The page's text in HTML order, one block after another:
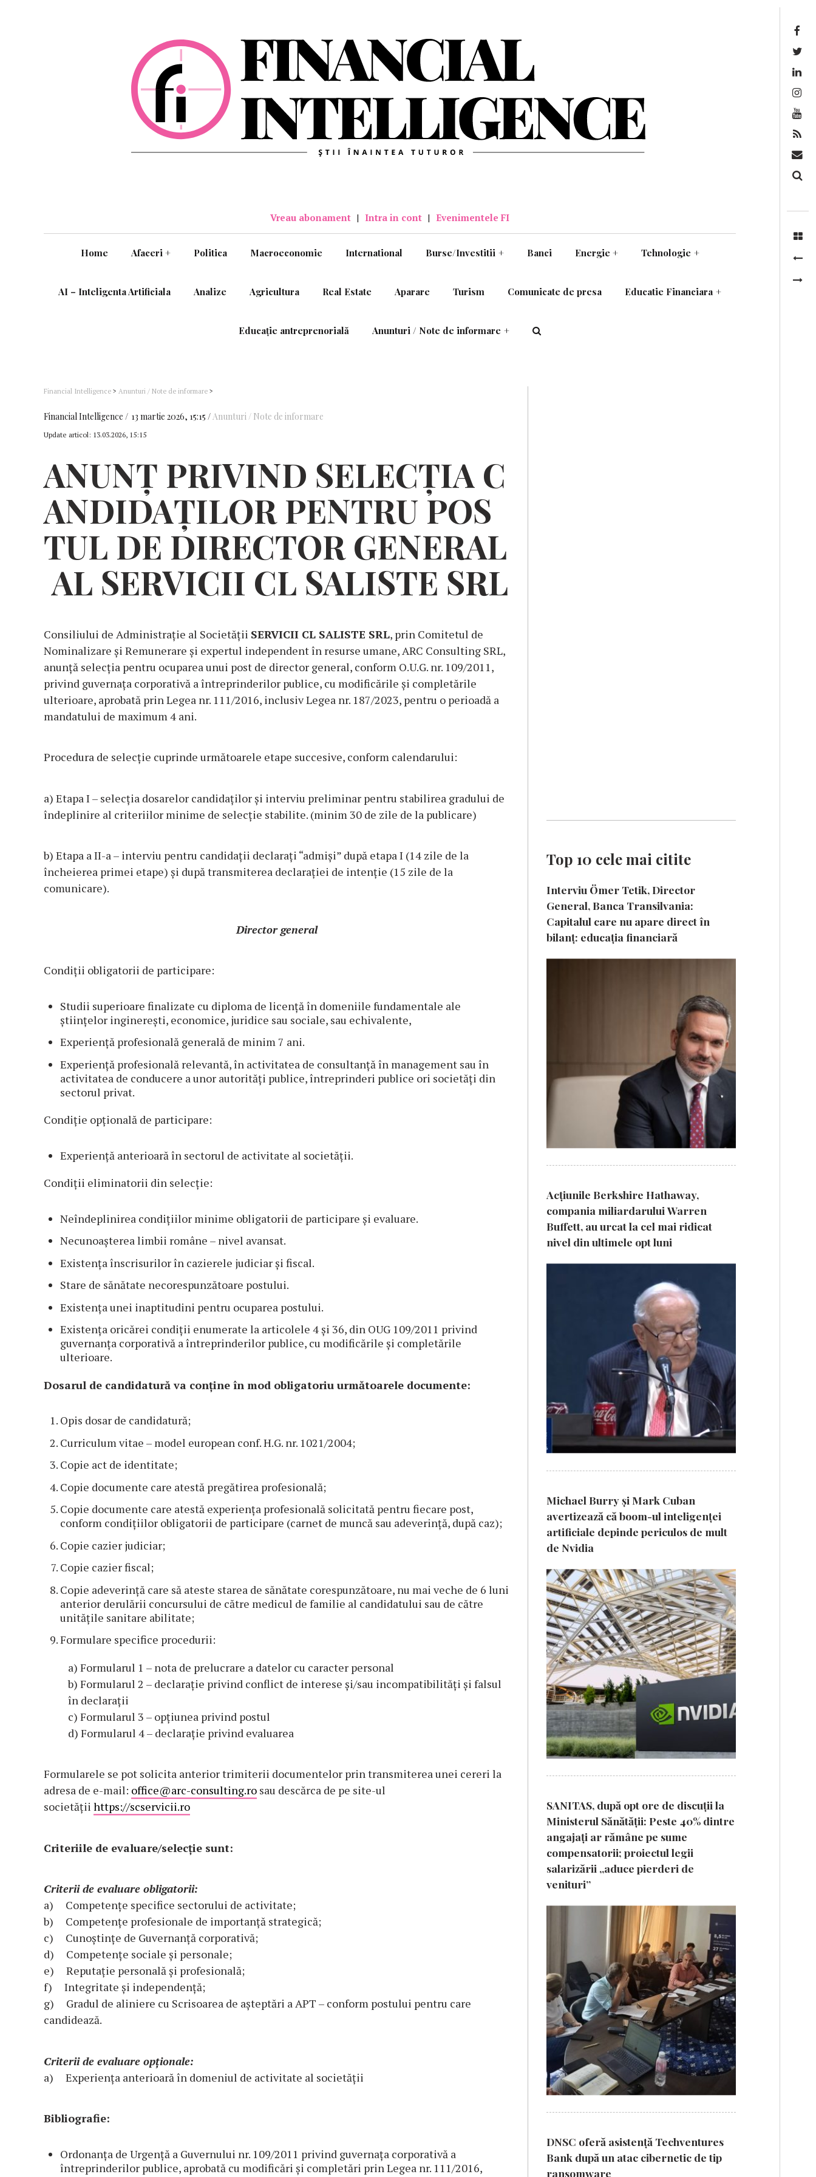
Vreau abonament | Intra in cont | Evenimentele FI
Home Afaceri + Politica Macroeconomie International Burse/Investitii + Banci Energie + Tehnologie +
AI – Inteligenta Artificiala Analize Agricultura Real Estate Aparare Turism Comunicate de presa Educatie Financiara +
Educație antreprenorială Anunturi / Note de informare +
Financial Intelligence > Anunturi / Note de informare >
Financial Intelligence 13 martie 2026, 15:15 Anunturi / Note de informare
Update articol: 13.03.2026, 15:15
ANUNȚ PRIVIND SELECȚIA C
ANDIDAȚILOR PENTRU POS
TUL DE DIRECTOR GENERAL
AL SERVICII CL SALISTE SRL
Consiliului de Administrație al Societății SERVICII CL SALISTE SRL, prin Comitetul de
Nominalizare și Remunerare și expertul independent în resurse umane, ARC Consulting SRL,
anunță selecția pentru ocuparea unui post de director general, conform O.U.G. nr. 109/2011,
privind guvernața corporativă a întreprinderilor publice, cu modificările și completările
ulterioare, aprobată prin Legea nr. 111/2016, inclusiv Legea nr. 187/2023, pentru o perioadă a
mandatului de maximum 4 ani.
Procedura de selecţie cuprinde următoarele etape succesive, conform calendarului:
a) Etapa I – selecţia dosarelor candidaților și interviu preliminar pentru stabilirea gradului de
îndeplinire al criteriilor minime de selecție stabilite. (minim 30 de zile de la publicare)
b) Etapa a II-a – interviu pentru candidaţii declaraţi “admişi” după etapa I (14 zile de la
încheierea primei etape) și după transmiterea declarației de intenție (15 zile de la
comunicare).
Director general
Condiții obligatorii de participare:
Studii superioare finalizate cu diploma de licență în domeniile fundamentale ale
științelor inginerești, economice, juridice sau sociale, sau echivalente,
Experiență profesională generală de minim 7 ani.
Experiență profesională relevantă, în activitatea de consultanță în management sau în
activitatea de conducere a unor autorități publice, întreprinderi publice ori societăți din
sectorul privat.
Condiție opțională de participare:
Experiență anterioară în sectorul de activitate al societății.
Condiții eliminatorii din selecție:
Neîndeplinirea condițiilor minime obligatorii de participare și evaluare.
Necunoașterea limbii române – nivel avansat.
Existența înscrisurilor în cazierele judiciar și fiscal.
Stare de sănătate necorespunzătoare postului.
Existența unei inaptitudini pentru ocuparea postului.
Existența oricărei condiții enumerate la articolele 4 și 36, din OUG 109/2011 privind
guvernanța corporativă a întreprinderilor publice, cu modificările și completările
ulterioare.
Dosarul de candidatură va conține în mod obligatoriu următoarele documente:
Opis dosar de candidatură;
Curriculum vitae – model european conf. H.G. nr. 1021/2004;
Copie act de identitate;
Copie documente care atestă pregătirea profesională;
Copie documente care atestă experiența profesională solicitată pentru fiecare post,
conform condițiilor obligatorii de participare (carnet de muncă sau adeverință, după caz);
Copie cazier judiciar;
Copie cazier fiscal;
Copie adeverință care să ateste starea de sănătate corespunzătoare, nu mai veche de 6 luni
anterior derulării concursului de către medicul de familie al candidatului sau de către
unitățile sanitare abilitate;
Formulare specifice procedurii:
a) Formularul 1 – nota de prelucrare a datelor cu caracter personal
b) Formularul 2 – declarație privind conflict de interese și/sau incompatibilități și falsul
în declarații
c) Formularul 3 – opțiunea privind postul
d) Formularul 4 – declarație privind evaluarea
Formularele se pot solicita anterior trimiterii documentelor prin transmiterea unei cereri la
adresa de e-mail: office@arc-consulting.ro sau descărca de pe site-ul
societății https://scservicii.ro
Criteriile de evaluare/selecţie sunt:
Criterii de evaluare obligatorii:
a) Competențe specifice sectorului de activitate;
b) Competențe profesionale de importanță strategică;
c) Cunoștințe de Guvernanță corporativă;
d) Competențe sociale și personale;
e) Reputație personală și profesională;
f) Integritate și independență;
g) Gradul de aliniere cu Scrisoarea de așteptări a APT – conform postului pentru care
candidează.
Criterii de evaluare opționale:
a) Experiența anterioară în domeniul de activitate al societății
Bibliografie:
Ordonanța de Urgență a Guvernului nr. 109/2011 privind guvernața corporativă a
întreprinderilor publice, aprobată cu modificări și completări prin Legea nr. 111/2016,
Top 10 cele mai citite
Interviu Ömer Tetik, Director
General, Banca Transilvania:
Capitalul care nu apare direct în
bilanț: educația financiară
Acțiunile Berkshire Hathaway,
compania miliardarului Warren
Buffett, au urcat la cel mai ridicat
nivel din ultimele opt luni
Michael Burry și Mark Cuban
avertizează că boom-ul inteligenței
artificiale depinde periculos de mult
de Nvidia
SANITAS, după opt ore de discuții la
Ministerul Sănătății: Peste 40% dintre
angajați ar rămâne pe sume
compensatorii; proiectul legii
salarizării „aduce pierderi de
venituri”
DNSC oferă asistență Techventures
Bank după un atac cibernetic de tip
ransomware